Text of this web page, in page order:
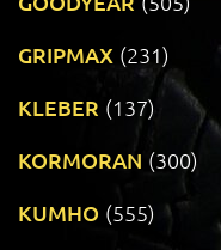
GRIPMAX (231)
KLEBER (137)
KORMORAN (300)
KUMHO (555)